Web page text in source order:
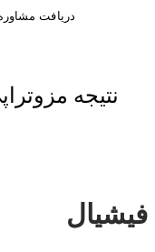
دریافت
نتیجه
فیشیال